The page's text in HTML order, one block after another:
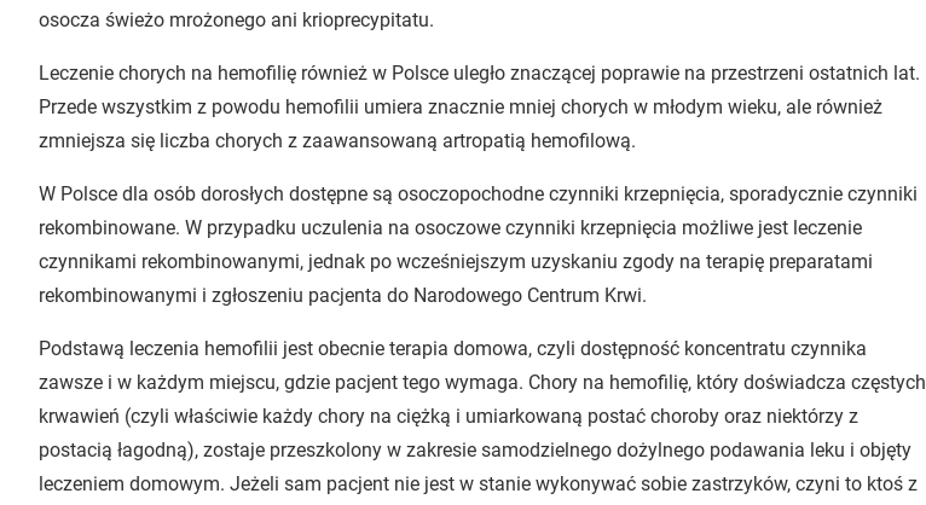
osocza świeżo mrożonego ani krioprecypitatu.
Leczenie chorych na hemofilię również w Polsce uległo znaczącej poprawie na przestrzeni ostatnich lat.
Przede wszystkim z powodu hemofilii umiera znacznie mniej chorych w młodym wieku, ale również
zmniejsza się liczba chorych z zaawansowaną artropatią hemofilową.
W Polsce dla osób dorosłych dostępne są osoczopochodne czynniki krzepnięcia, sporadycznie czynniki
rekombinowane. W przypadku uczulenia na osoczowe czynniki krzepnięcia możliwe jest leczenie
czynnikami rekombinowanymi, jednak po wcześniejszym uzyskaniu zgody na terapię preparatami
rekombinowanymi i zgłoszeniu pacjenta do Narodowego Centrum Krwi.
Podstawą leczenia hemofilii jest obecnie terapia domowa, czyli dostępność koncentratu czynnika
zawsze i w każdym miejscu, gdzie pacjent tego wymaga. Chory na hemofilię, który doświadcza częstych
krwawień (czyli właściwie każdy chory na ciężką i umiarkowaną postać choroby oraz niektórzy z
postacią łagodną), zostaje przeszkolony w zakresie samodzielnego dożylnego podawania leku i objęty
leczeniem domowym. Jeżeli sam pacjent nie jest w stanie wykonywać sobie zastrzyków, czyni to ktoś z